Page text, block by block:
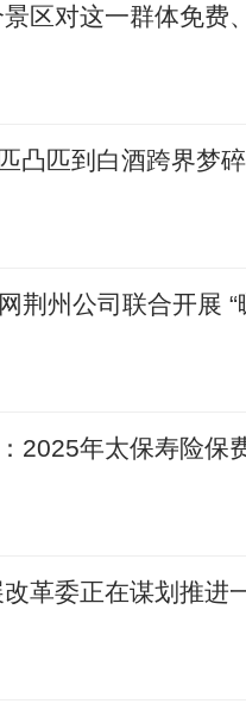
区对这一群体免费
凸匹到白酒跨界梦
年亏损超1.8亿触
荆州公司联合开展 “
2025年太保寿险保
长8.1%
革委正在谋划推进
志性引领性重大工程